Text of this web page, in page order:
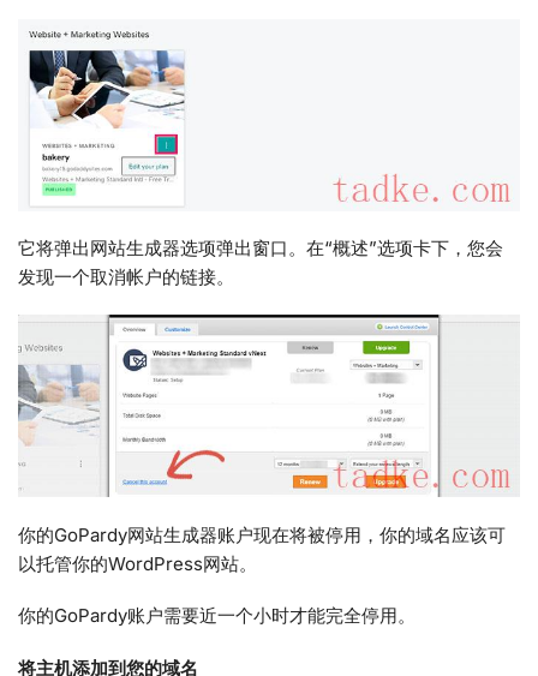
它将弹出网站生成器选项弹出窗口。在“概述”选项卡下，您会
发现一个取消帐户的链接。
你的GoPardy网站生成器账户现在将被停用，你的域名应该可
以托管你的WordPress网站。
你的GoPardy账户需要近一个小时才能完全停用。
将主机添加到您的域名